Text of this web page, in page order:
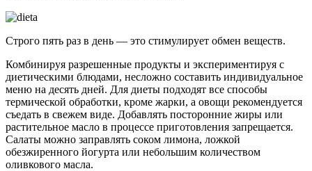
Строго пять раз в день — это стимулирует обмен веществ.
Комбинируя разрешенные продукты и экспериментируя с
диетическими блюдами, несложно составить индивидуальное
меню на десять дней. Для диеты подходят все способы
термической обработки, кроме жарки, а овощи рекомендуется
съедать в свежем виде. Добавлять посторонние жиры или
растительное масло в процессе приготовления запрещается.
Салаты можно заправлять соком лимона, ложкой
обезжиренного йогурта или небольшим количеством
оливкового масла.